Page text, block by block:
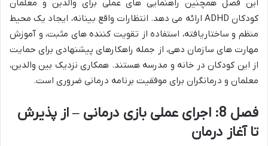
این فصل همچنین راهنمایی های عملی برای والدین و معلمان
کودکان ADHD ارائه می دهد. انتظارات واقع بینانه، ایجاد یک محیط
منظم و ساختاریافته، استفاده از تقویت کننده های مثبت، و آموزش
مهارت های سازمان دهی، از جمله راهکارهای پیشنهادی برای حمایت
از این کودکان در خانه و مدرسه هستند. همکاری نزدیک بین والدین،
معلمان و درمانگران برای موفقیت برنامه درمانی ضروری است.
فصل 8: اجرای عملی بازی درمانی – از پذیرش
تا آغاز درمان